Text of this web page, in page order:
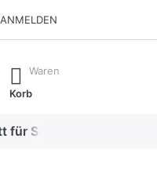
ANMELDEN
die Eingabetaste, um alle
Waren
Korb
für Schritt